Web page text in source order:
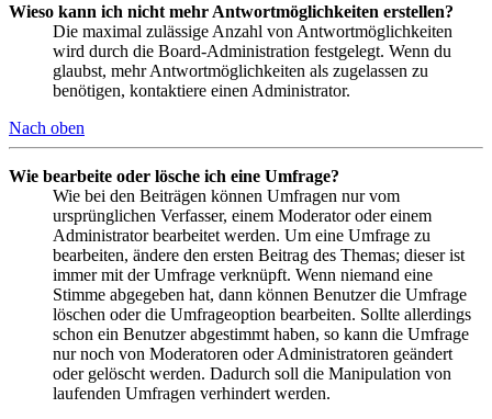
Wieso kann ich nicht mehr Antwortmöglichkeiten erstellen?
Die maximal zulässige Anzahl von Antwortmöglichkeiten
wird durch die Board-Administration festgelegt. Wenn du
glaubst, mehr Antwortmöglichkeiten als zugelassen zu
benötigen, kontaktiere einen Administrator.
Nach oben
Wie bearbeite oder lösche ich eine Umfrage?
Wie bei den Beiträgen können Umfragen nur vom
ursprünglichen Verfasser, einem Moderator oder einem
Administrator bearbeitet werden. Um eine Umfrage zu
bearbeiten, ändere den ersten Beitrag des Themas; dieser ist
immer mit der Umfrage verknüpft. Wenn niemand eine
Stimme abgegeben hat, dann können Benutzer die Umfrage
löschen oder die Umfrageoption bearbeiten. Sollte allerdings
schon ein Benutzer abgestimmt haben, so kann die Umfrage
nur noch von Moderatoren oder Administratoren geändert
oder gelöscht werden. Dadurch soll die Manipulation von
laufenden Umfragen verhindert werden.